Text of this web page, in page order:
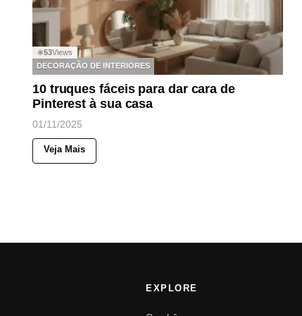
◉53Views
DECORAÇÃO DE INTERIORES
10 truques fáceis para dar cara de
Pinterest à sua casa
01/11/2025
Veja Mais
EXPLORE